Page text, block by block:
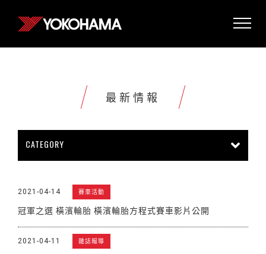
最新情報
CATEGORY
販促活動
2021-04-14 賽車活動
冠軍之選 橫濱輪胎 橫濱輪胎方程式賽車影片公開
2021-04-11 雜誌報導